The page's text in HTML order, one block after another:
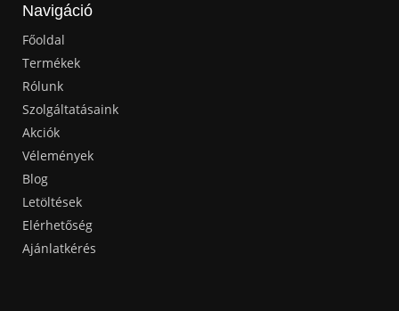
Navigáció
Főoldal
Termékek
Rólunk
Szolgáltatásaink
Akciók
Vélemények
Blog
Letöltések
Elérhetőség
Ajánlatkérés